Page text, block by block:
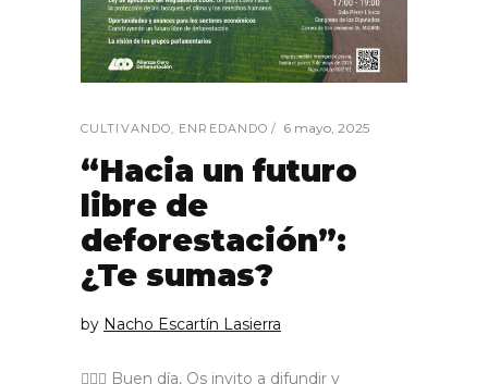
CULTIVANDO, ENREDANDO 6 mayo, 2025
“Hacia un futuro
libre de
deforestación”:
¿Te sumas?
by Nacho Escartín Lasierra
🙋🏼‍♂️ Buen día, Os invito a difundir y